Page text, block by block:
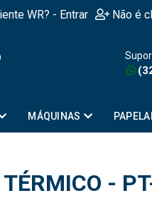
WR? - Entrar Não é
MÁQUINAS
-